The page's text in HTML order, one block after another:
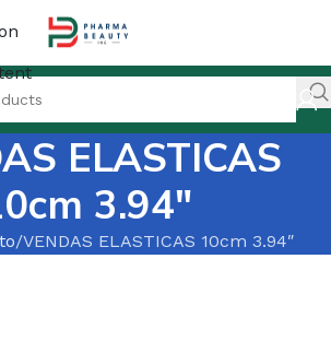
ELASTICAS
3.94″
VENDAS ELASTICAS 10cm 3.94″